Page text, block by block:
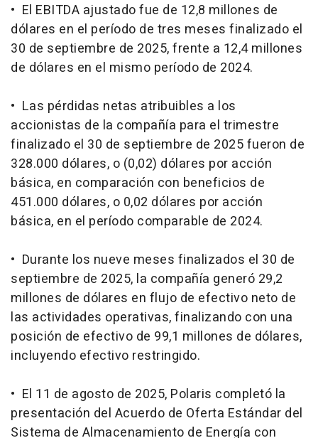
• El EBITDA ajustado fue de 12,8 millones de
dólares en el período de tres meses finalizado el
30 de septiembre de 2025, frente a 12,4 millones
de dólares en el mismo período de 2024.
• Las pérdidas netas atribuibles a los
accionistas de la compañía para el trimestre
finalizado el 30 de septiembre de 2025 fueron de
328.000 dólares, o (0,02) dólares por acción
básica, en comparación con beneficios de
451.000 dólares, o 0,02 dólares por acción
básica, en el período comparable de 2024.
• Durante los nueve meses finalizados el 30 de
septiembre de 2025, la compañía generó 29,2
millones de dólares en flujo de efectivo neto de
las actividades operativas, finalizando con una
posición de efectivo de 99,1 millones de dólares,
incluyendo efectivo restringido.
• El 11 de agosto de 2025, Polaris completó la
presentación del Acuerdo de Oferta Estándar del
Sistema de Almacenamiento de Energía con